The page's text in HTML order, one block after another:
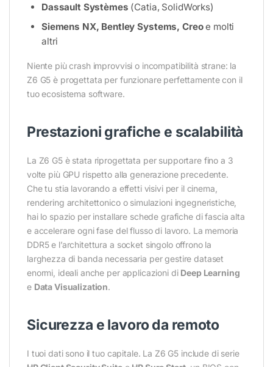
Dassault Systèmes (Catia, SolidWorks)
Siemens NX, Bentley Systems, Creoe molti
altri
Niente più crash improvvisi o incompatibilità strane: la
Z6 G5 è progettata per funzionare perfettamente con il
tuo ecosistema software.
Prestazioni grafiche e scalabilità
La Z6 G5 è stata riprogettata per supportare fino a 3
volte più GPU rispetto alla generazione precedente.
Che tu stia lavorando a effetti visivi per il cinema,
rendering architettonico o simulazioni ingegneristiche,
hai lo spazio per installare schede grafiche di fascia alta
e accelerare ogni fase del flusso di lavoro. La memoria
DDR5 e l’architettura a socket singolo offrono la
larghezza di banda necessaria per gestire dataset
enormi, ideali anche per applicazioni di Deep Learning
e Data Visualization.
Sicurezza e lavoro da remoto
I tuoi dati sono il tuo capitale. La Z6 G5 include di serie